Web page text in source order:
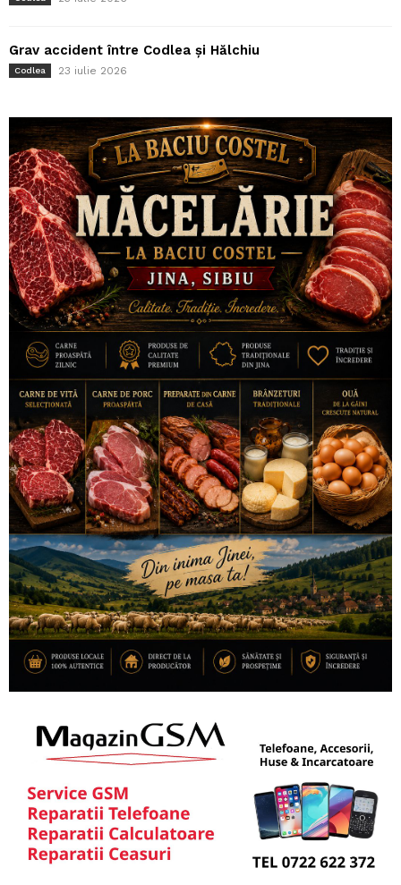
Grav accident între Codlea și Hălchiu
Codlea 23 iulie 2026